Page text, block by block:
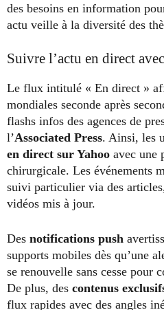
des besoins en information
actu veille à la diversité des
Suivre l’actu en direct
Le flux intitulé « En direct »
mondiales seconde après
flashs infos des agences de
l’Associated Press. Ainsi, les
en direct sur Yahoo avec une
chirurgicale. Les événements
suivi particulier via des
vidéos mis à jour.
Des notifications push
supports mobiles dès qu’une
se renouvelle sans cesse pour
De plus, des contenus
flux rapides avec des angles